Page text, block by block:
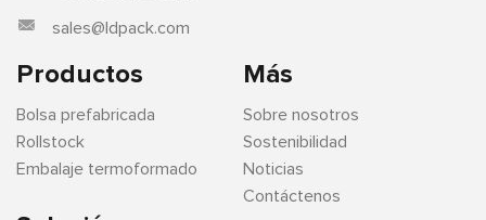
sales@ldpack.com
Productos
Bolsa prefabricada
Rollstock
Embalaje termoformado
Más
Sobre nosotros
Sostenibilidad
Noticias
Contáctenos